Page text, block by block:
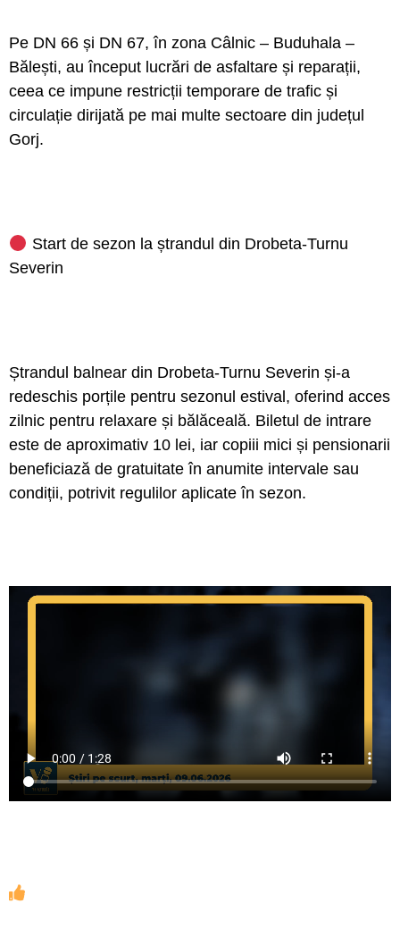
Pe DN 66 și DN 67, în zona Câlnic – Buduhala –
Bălești, au început lucrări de asfaltare și reparații,
ceea ce impune restricții temporare de trafic și
circulație dirijată pe mai multe sectoare din județul
Gorj.
Start de sezon la ștrandul din Drobeta-Turnu
Severin
Ștrandul balnear din Drobeta-Turnu Severin și-a
redeschis porțile pentru sezonul estival, oferind acces
zilnic pentru relaxare și bălăceală. Biletul de intrare
este de aproximativ 10 lei, iar copiii mici și pensionarii
beneficiază de gratuitate în anumite intervale sau
condiții, potrivit regulilor aplicate în sezon.